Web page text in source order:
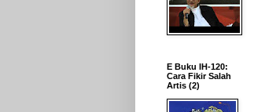
E Buku IH-120:
Cara Fikir Salah
Artis (2)